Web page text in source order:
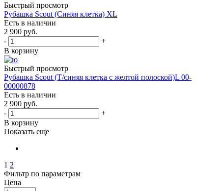
Быстрый просмотр
Рубашка Scout (Синяя клетка) XL
Есть в наличии
2 900 руб.
-
+
В корзину
Быстрый просмотр
Рубашка Scout (Т/синяя клетка с желтой полоской)L 00-
00000878
Есть в наличии
2 900 руб.
-
+
В корзину
Показать еще
1 2
Фильтр по параметрам
Цена